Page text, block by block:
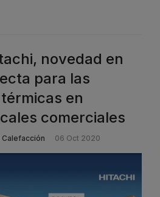
novedad en
para las
en
comerciales
06 Oct 2020